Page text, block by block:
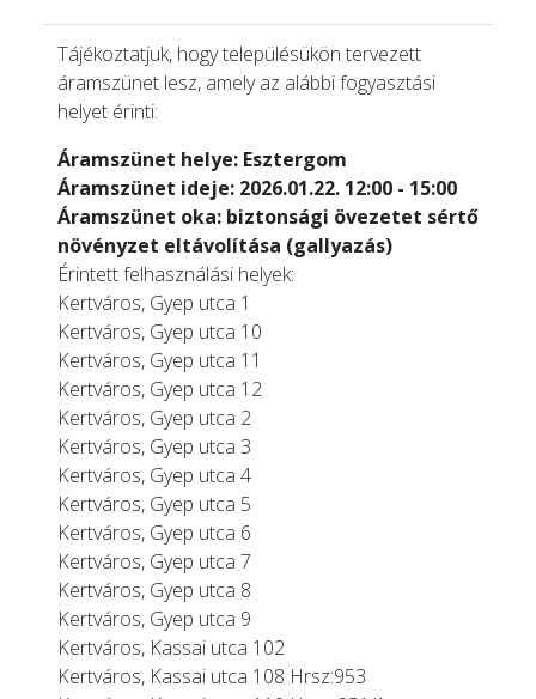
Tájékoztatjuk, hogy településükön tervezett
áramszünet lesz, amely az alábbi fogyasztási
helyet érinti:
Áramszünet helye: Esztergom
Áramszünet ideje: 2026.01.22. 12:00 - 15:00
Áramszünet oka: biztonsági övezetet sértő
növényzet eltávolítása (gallyazás)
Érintett felhasználási helyek:
Kertváros, Gyep utca 1
Kertváros, Gyep utca 10
Kertváros, Gyep utca 11
Kertváros, Gyep utca 12
Kertváros, Gyep utca 2
Kertváros, Gyep utca 3
Kertváros, Gyep utca 4
Kertváros, Gyep utca 5
Kertváros, Gyep utca 6
Kertváros, Gyep utca 7
Kertváros, Gyep utca 8
Kertváros, Gyep utca 9
Kertváros, Kassai utca 102
Kertváros, Kassai utca 108 Hrsz:953